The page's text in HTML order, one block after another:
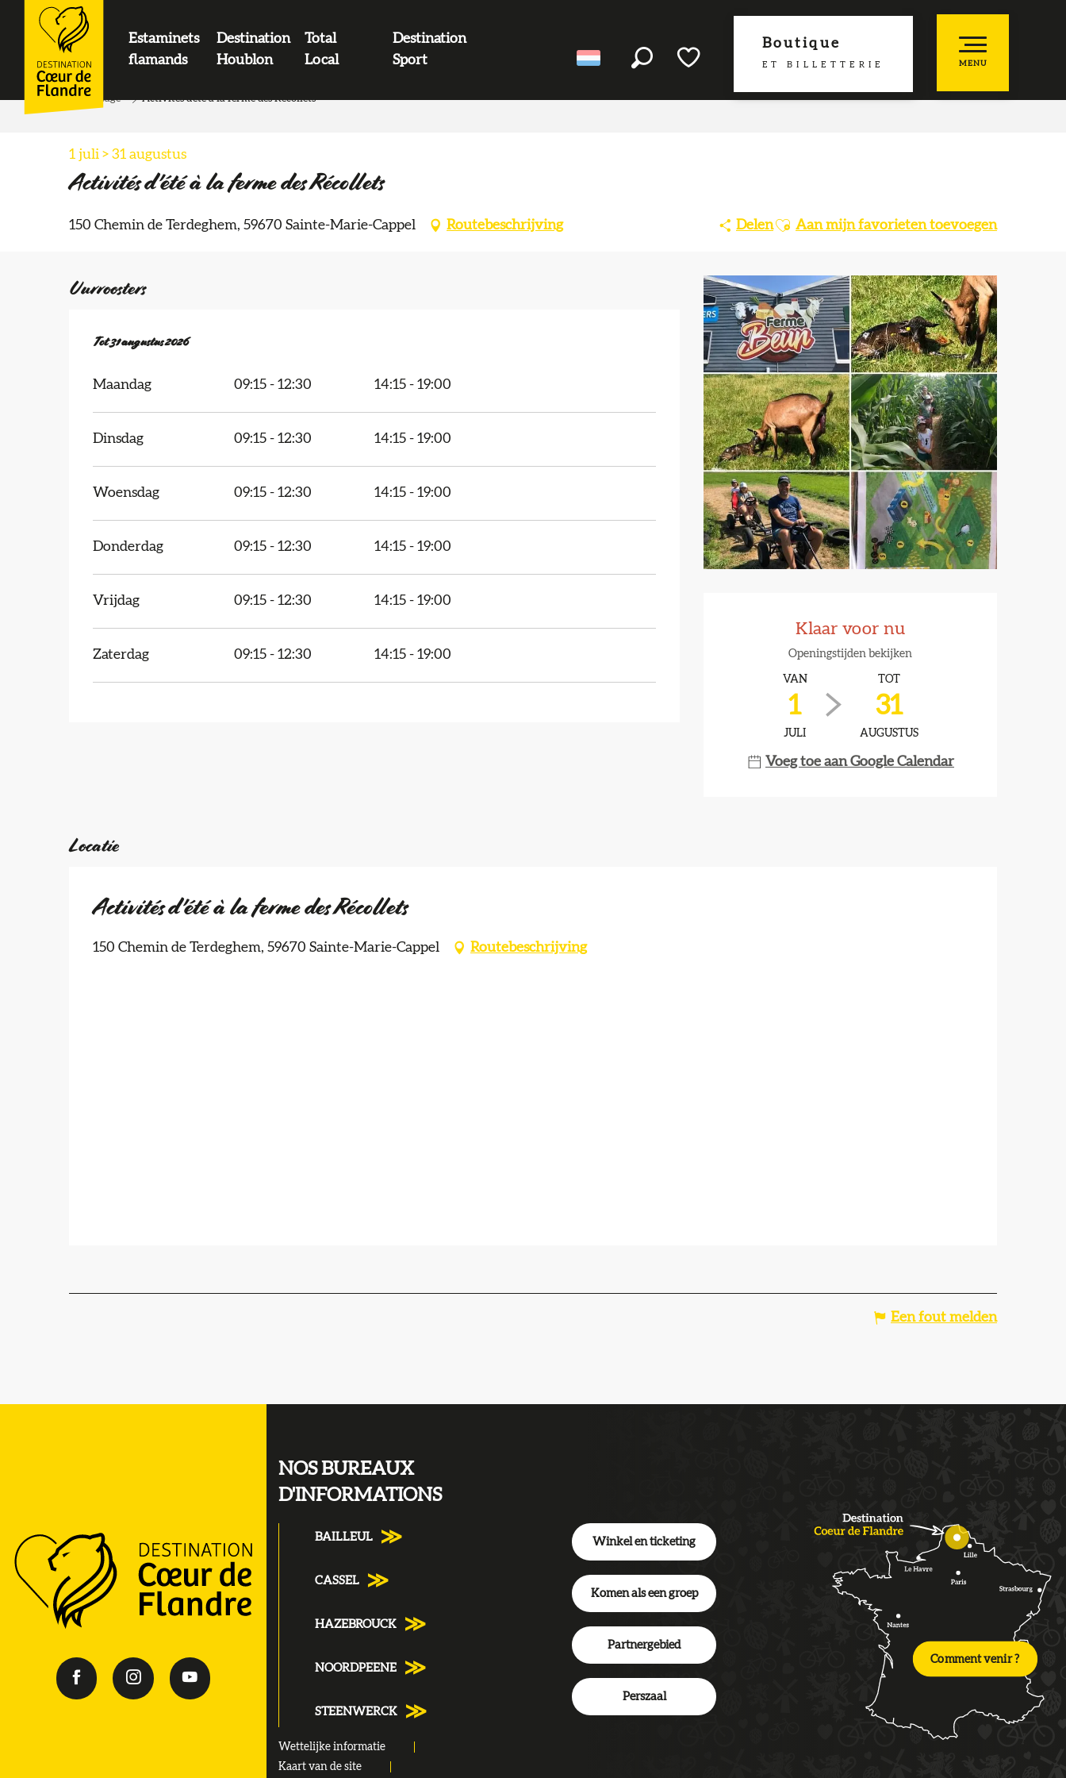
contenu
principal
Boutique
ET BILLETTERIE
Estaminets
flamands
Destination
Houblon
Total
Local
Destination
Sport
MENU
LOGO
Home page Activités d'été à la ferme des Récollets
1 juli > 31 augustus
Activités d'été à la ferme des Récollets
150 Chemin de Terdeghem, 59670 Sainte-Marie-Cappel Routebeschrijving DelenAjouter aux favoris
Aan mijn favorieten toevoegen
Openingstijden en
Klaar voor nu
Openingstijden bekijken
VAN
1
JULI
TOT
31
AUGUSTUS
Voeg toe aan Google Calendar
Uurroosters
Vanaf1 juli 2026tot31 augustus 2026
Tot31 augustus 2026
Maandag 09:15 - 12:30 14:15 - 19:00
Dinsdag 09:15 - 12:30 14:15 - 19:00
Woensdag 09:15 - 12:30 14:15 - 19:00
Donderdag 09:15 - 12:30 14:15 - 19:00
Vrijdag 09:15 - 12:30 14:15 - 19:00
Zaterdag 09:15 - 12:30 14:15 - 19:00
Locatie
Activités d'été à la ferme des Récollets
150 Chemin de Terdeghem, 59670 Sainte-Marie-Cappel Routebeschrijving
Een fout melden
NOS BUREAUX
D'INFORMATIONS
BAILLEUL
CASSEL
HAZEBROUCK
NOORDPEENE
STEENWERCK
Wettelijke informatie
Kaart van de site
Winkel en ticketing
Komen als een groep
Partnergebied
Perszaal
Comment venir ?